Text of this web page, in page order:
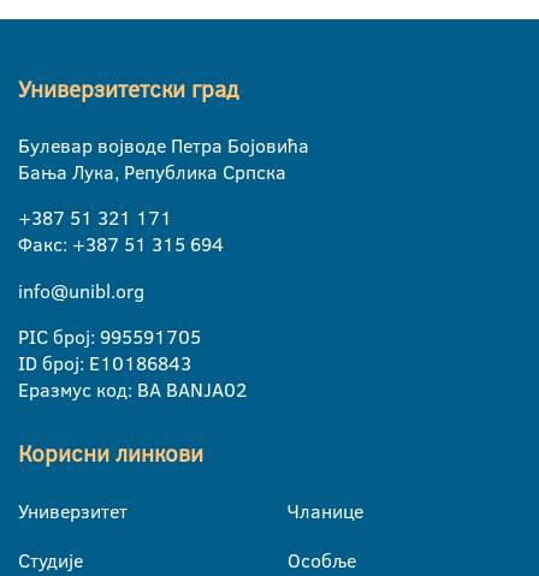
Универзитетски град
Булевар војводе Петра Бојовића
Бања Лука, Република Српска
+387 51 321 171
Факс: +387 51 315 694
info@unibl.org
PIC број: 995591705
ID број: E10186843
Еразмус код: BA BANJA02
Корисни линкови
Универзитет
Студије
Чланице
Особље